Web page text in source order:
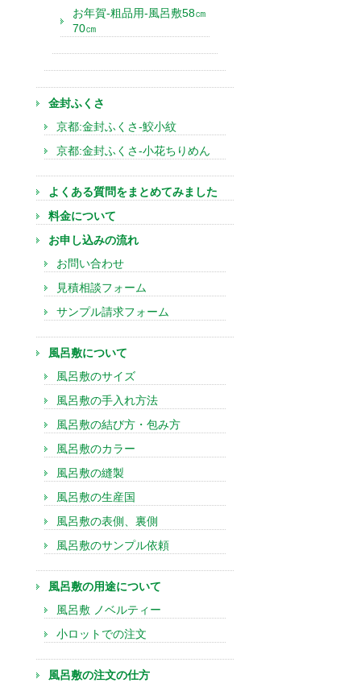
お年賀-粗品用-風呂敷58㎝
70㎝
金封ふくさ
京都:金封ふくさ-鮫小紋
京都:金封ふくさ-小花ちりめん
よくある質問をまとめてみました
料金について
お申し込みの流れ
お問い合わせ
見積相談フォーム
サンプル請求フォーム
風呂敷について
風呂敷のサイズ
風呂敷の手入れ方法
風呂敷の結び方・包み方
風呂敷のカラー
風呂敷の縫製
風呂敷の生産国
風呂敷の表側、裏側
風呂敷のサンプル依頼
風呂敷の用途について
風呂敷 ノベルティー
小ロットでの注文
風呂敷の注文の仕方